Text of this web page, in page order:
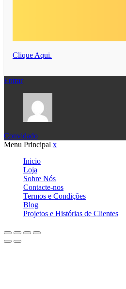
Clique Aqui.
Entrar
Convidado
Menu Principal x
Inicio
Loja
Sobre Nós
Contacte-nos
Termos e Condições
Blog
Projetos e Histórias de Clientes